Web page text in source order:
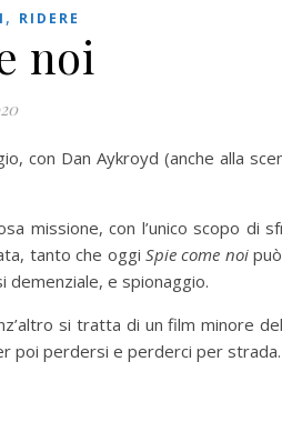
, RIDERE
noi
con Dan Aykroyd (anche alla
missione, con l’unico scopo di
tanto che oggiSpie come noi
demenziale, e spionaggio.
si tratta di un film minore
poi perdersi e perderci per strada.